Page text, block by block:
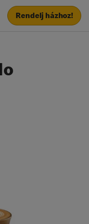
Rendelj házhoz!